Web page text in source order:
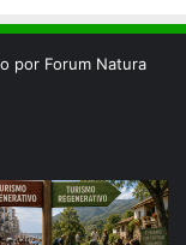
por Forum Natura